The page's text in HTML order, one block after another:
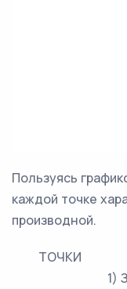
Пользуясь
каждой точке
производной.
ТОЧКИ
1)